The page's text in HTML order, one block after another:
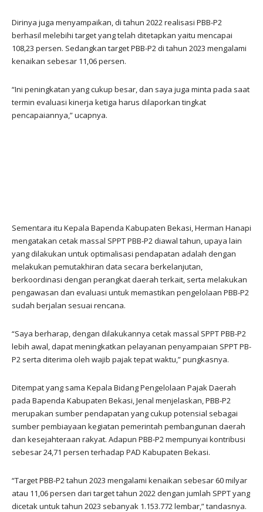
Dirinya juga menyampaikan, di tahun 2022 realisasi PBB-P2
berhasil melebihi target yang telah ditetapkan yaitu mencapai
108,23 persen. Sedangkan target PBB-P2 di tahun 2023 mengalami
kenaikan sebesar 11,06 persen.
“Ini peningkatan yang cukup besar, dan saya juga minta pada saat
termin evaluasi kinerja ketiga harus dilaporkan tingkat
pencapaiannya,” ucapnya.
Sementara itu Kepala Bapenda Kabupaten Bekasi, Herman Hanapi
mengatakan cetak massal SPPT PBB-P2 diawal tahun, upaya lain
yang dilakukan untuk optimalisasi pendapatan adalah dengan
melakukan pemutakhiran data secara berkelanjutan,
berkoordinasi dengan perangkat daerah terkait, serta melakukan
pengawasan dan evaluasi untuk memastikan pengelolaan PBB-P2
sudah berjalan sesuai rencana.
“Saya berharap, dengan dilakukannya cetak massal SPPT PBB-P2
lebih awal, dapat meningkatkan pelayanan penyampaian SPPT PB-
P2 serta diterima oleh wajib pajak tepat waktu,” pungkasnya.
Ditempat yang sama Kepala Bidang Pengelolaan Pajak Daerah
pada Bapenda Kabupaten Bekasi, Jenal menjelaskan, PBB-P2
merupakan sumber pendapatan yang cukup potensial sebagai
sumber pembiayaan kegiatan pemerintah pembangunan daerah
dan kesejahteraan rakyat. Adapun PBB-P2 mempunyai kontribusi
sebesar 24,71 persen terhadap PAD Kabupaten Bekasi.
“Target PBB-P2 tahun 2023 mengalami kenaikan sebesar 60 milyar
atau 11,06 persen dari target tahun 2022 dengan jumlah SPPT yang
dicetak untuk tahun 2023 sebanyak 1.153.772 lembar,” tandasnya.